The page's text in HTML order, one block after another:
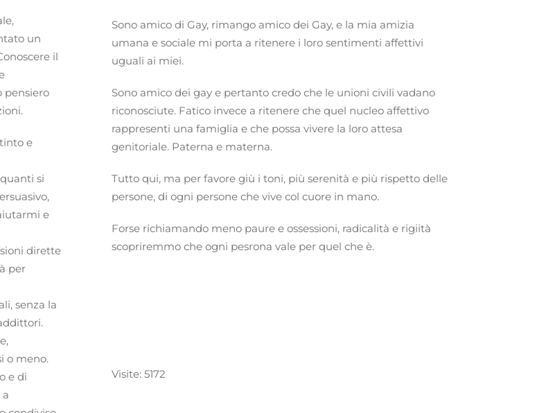
un
il
pensiero
e
si
e
dirette
per
senza la
o meno.
e di
Sono amico di Gay, rimango amico dei Gay, e la mia amizia
umana e sociale mi porta a ritenere i loro sentimenti affettivi
uguali ai miei.
Sono amico dei gay e pertanto credo che le unioni civili vadano
riconosciute. Fatico invece a ritenere che quel nucleo affettivo
rappresenti una famiglia e che possa vivere la loro attesa
genitoriale. Paterna e materna.
Tutto qui, ma per favore giù i toni, più serenità e più rispetto delle
persone, di ogni persone che vive col cuore in mano.
Forse richiamando meno paure e ossessioni, radicalità e rigiità
scopriremmo che ogni pesrona vale per quel che è.
Visite: 5172